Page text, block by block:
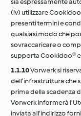
sia espressamente
(iv) utilizzare
presenti termini e
qualsiasi modo che
sovraccaricare o
supporta Cookidoo® e
1.1.10Vorwerk si
dell’infrastruttura che
prima della scadenza
Vorwerk informerà
inviata all’indirizzo